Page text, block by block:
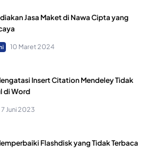
Jasa Maket di Nawa Cipta yang
10 Maret 2024
Insert Citation Mendeley Tidak
di Word
7 Juni 2023
Flashdisk yang Tidak Terbaca